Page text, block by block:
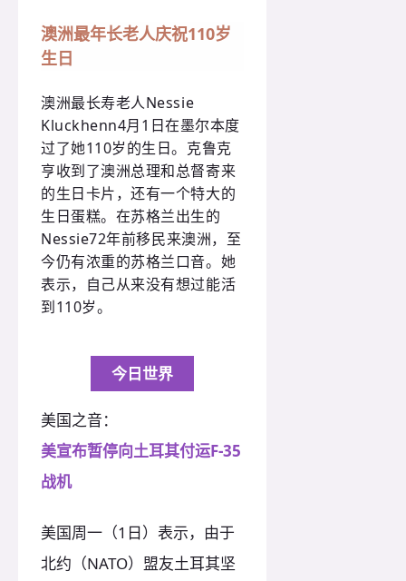
澳洲最年长老人庆祝110岁
生日
澳洲最长寿老人Nessie
Kluckhenn4月1日在墨尔本度
过了她110岁的生日。克鲁克
亨收到了澳洲总理和总督寄来
的生日卡片，还有一个特大的
生日蛋糕。在苏格兰出生的
Nessie72年前移民来澳洲，至
今仍有浓重的苏格兰口音。她
表示，自己从来没有想过能活
到110岁。
今日世界
美国之音：
美宣布暂停向土耳其付运F-35
战机
美国周一（1日）表示，由于
北约（NATO）盟友土耳其坚